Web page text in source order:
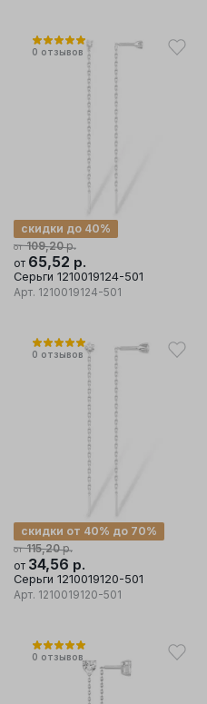
0 отзывов
от 109,20р.
скидки до 40%
от 65,52 р.
Серьги 1210019124-501
Арт. 1210019124-501
0 отзывов
от 115,20р.
скидки от 40% до 70%
от 34,56 р.
Серьги 1210019120-501
Арт. 1210019120-501
0 отзывов